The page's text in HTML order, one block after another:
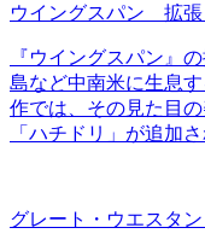
ウイングスパン 拡張
『ウイングスパン』
島など中南米に生息
作では、その見た目
「ハチドリ」が追加
グレート・ウエスタ